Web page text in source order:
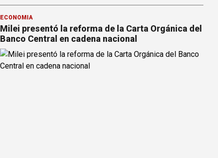
ECONOMÍA
Milei presentó la reforma de la Carta Orgánica del
Banco Central en cadena nacional